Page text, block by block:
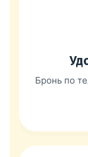
Бронь по